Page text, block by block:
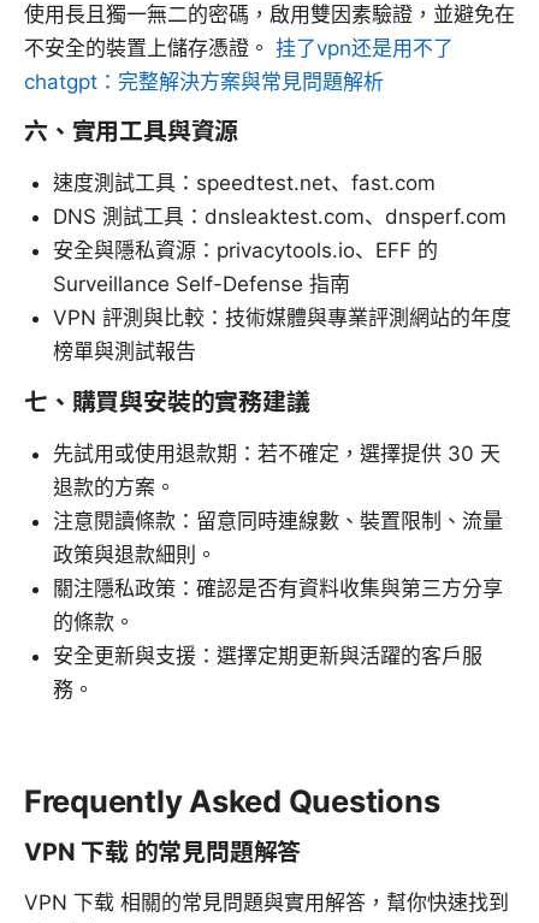
使用長且獨一無二的密碼，啟用雙因素驗證，並避免在
不安全的裝置上儲存憑證。 挂了vpn还是用不了
chatgpt：完整解決方案與常見問題解析
六、實用工具與資源
速度測試工具：speedtest.net、fast.com
DNS 測試工具：dnsleaktest.com、dnsperf.com
安全與隱私資源：privacytools.io、EFF 的
Surveillance Self-Defense 指南
VPN 評測與比較：技術媒體與專業評測網站的年度
榜單與測試報告
七、購買與安裝的實務建議
先試用或使用退款期：若不確定，選擇提供 30 天
退款的方案。
注意閱讀條款：留意同時連線數、裝置限制、流量
政策與退款細則。
關注隱私政策：確認是否有資料收集與第三方分享
的條款。
安全更新與支援：選擇定期更新與活躍的客戶服
務。
Frequently Asked Questions
VPN 下载 的常見問題解答
VPN 下载 相關的常見問題與實用解答，幫你快速找到